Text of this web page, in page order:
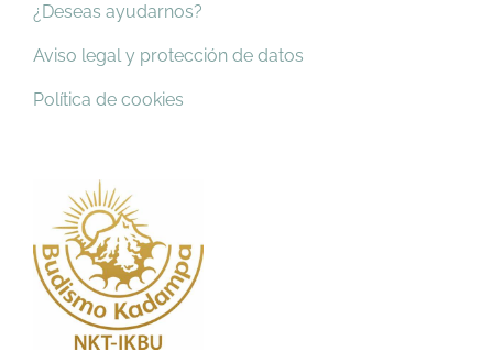
¿Deseas ayudarnos?
Aviso legal y protección de datos
Política de cookies